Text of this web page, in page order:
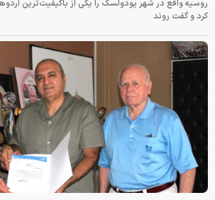
روسیه واقع در شهر پودولسک را یکی از باکیفیت‌ترین
کرد و گفت روند